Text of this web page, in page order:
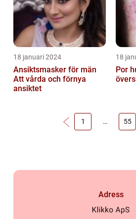
18 januari 2024
Ansiktsmasker för män
Att vårda och förnya
ansiktet
18
Por
1 … 55
Adress